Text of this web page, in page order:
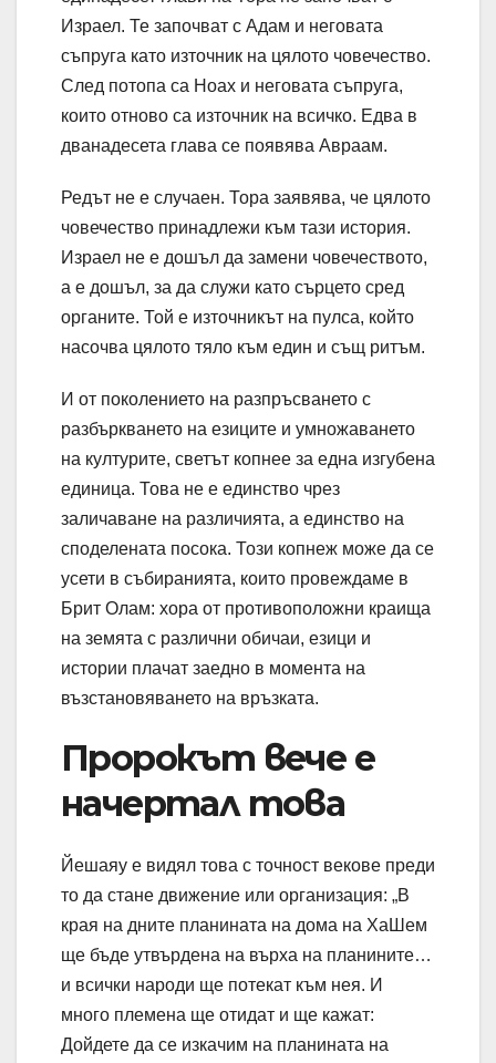
Израел. Те започват с Адам и неговата
съпруга като източник на цялото човечество.
След потопа са Ноах и неговата съпруга,
които отново са източник на всичко. Едва в
дванадесета глава се появява Авраам.
Редът не е случаен. Тора заявява, че цялото
човечество принадлежи към тази история.
Израел не е дошъл да замени човечеството,
а е дошъл, за да служи като сърцето сред
органите. Той е източникът на пулса, който
насочва цялото тяло към един и същ ритъм.
И от поколението на разпръсването с
разбъркването на езиците и умножаването
на културите, светът копнее за една изгубена
единица. Това не е единство чрез
заличаване на различията, а единство на
споделената посока. Този копнеж може да се
усети в събиранията, които провеждаме в
Брит Олам: хора от противоположни краища
на земята с различни обичаи, езици и
истории плачат заедно в момента на
възстановяването на връзката.
Пророкът вече е
начертал това
Йешаяу е видял това с точност векове преди
то да стане движение или организация: „В
края на дните планината на дома на ХаШем
ще бъде утвърдена на върха на планините…
и всички народи ще потекат към нея. И
много племена ще отидат и ще кажат:
Дойдете да се изкачим на планината на